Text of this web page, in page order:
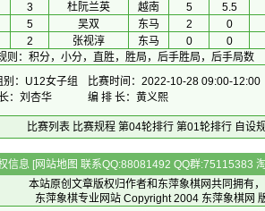
3 杜阮兰英 越南 5
5.5
5 吴双 东马 2
0
2 张视淳 东马 0
0
则 ： 积分，小分，直胜，胜局，后手胜局，后手局数
别：U12女子组
比赛时间：2022-10-28 09:00-12:00
：刘杏华
编 排 长：黄义熙
比赛列表 比赛规程 第04轮排行 第01轮排行 自设
信息 [网站地图 联系QQ:88081492 QQ群:75115383
本站原创文章版权归作者和 东萍象棋网共同拥有
东萍象棋专业网站 Copyright 2004 东萍象棋网